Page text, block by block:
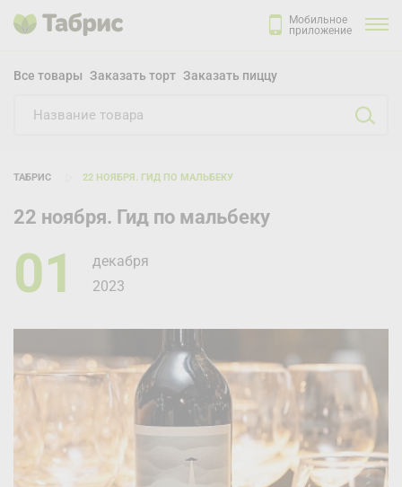
Мобильное
приложение
Все товары Заказать торт Заказать пиццу
ТАБРИС 22 НОЯБРЯ. ГИД ПО МАЛЬБЕКУ
22 ноября. Гид по мальбеку
01
декабря
2023